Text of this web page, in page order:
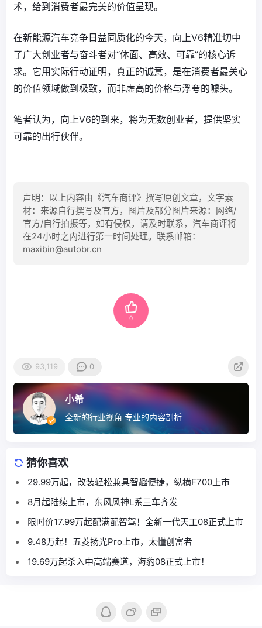
术，给到消费者最完美的价值呈现。
在新能源汽车竞争日益同质化的今天，向上V6精准切中
了广大创业者与奋斗者对“体面、高效、可靠”的核心诉
求。它用实际行动证明，真正的诚意，是在消费者最关心
的价值领域做到极致，而非虚高的价格与浮夸的噱头。
笔者认为，向上V6的到来，将为无数创业者，提供坚实
可靠的出行伙伴。
声明：以上内容由《汽车商评》撰写原创文章，文字素
材：来源自行撰写及官方，图片及部分图片来源：网络/
官方/自行拍摄等，如有侵权，请及时联系，汽车商评将
在24小时之内进行第一时间处理。联系邮箱：
maxibin@autobr.cn
0
93,119 0
小希
全新的行业视角 专业的内容剖析
猜你喜欢
29.99万起，改装轻松兼具智趣便捷，纵横F700上市
8月起陆续上市，东风风神L系三车齐发
限时价17.99万起配满配智驾！全新一代天工08正式上市
9.48万起！五菱扬光Pro上市，太懂创富者
19.69万起杀入中高端赛道，海豹08正式上市！